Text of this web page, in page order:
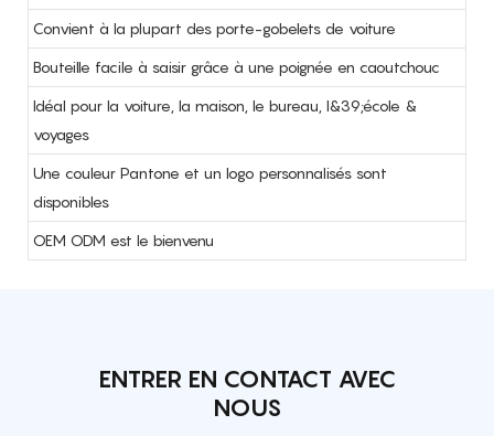
Convient à la plupart des porte-gobelets de voiture
Bouteille facile à saisir grâce à une poignée en caoutchouc
Idéal pour la voiture, la maison, le bureau, l&39;école &
voyages
Une couleur Pantone et un logo personnalisés sont
disponibles
OEM ODM est le bienvenu
ENTRER EN CONTACT AVEC
NOUS